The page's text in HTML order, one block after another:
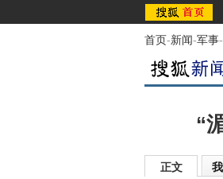
首页-新闻-军事-
“
正文